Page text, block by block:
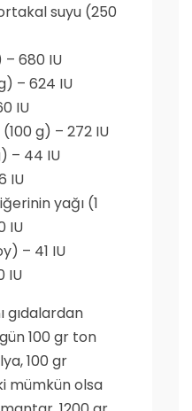
suyu (250
– 680 IU
– 624 IU
IU
g) – 272 IU
– 44 IU
IU
yağı (1
IU
– 41 IU
IU
gıdalardan
100 gr ton
100 gr
mümkün olsa